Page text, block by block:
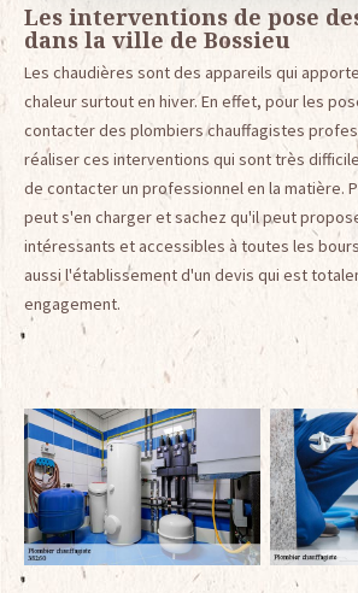
Les interventions de pose
dans la ville de Bossieu
Les chaudières sont des appareils qui
chaleur surtout en hiver. En effet, pour les
contacter des plombiers chauffagistes
réaliser ces interventions qui sont très
de contacter un professionnel en la matière.
peut s'en charger et sachez qu'il peut
intéressants et accessibles à toutes les
aussi l'établissement d'un devis qui est
engagement.